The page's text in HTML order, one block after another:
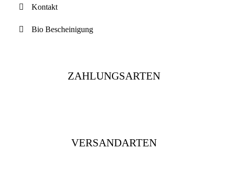
Kontakt
Bio Bescheinigung
ZAHLUNGSARTEN
VERSANDARTEN